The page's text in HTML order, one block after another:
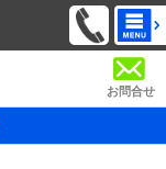
お問合せ